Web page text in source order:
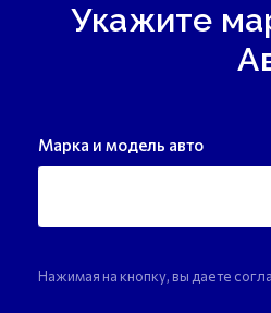
Укажите
Марка и модель авто
Нажимая на кнопку, вы даете